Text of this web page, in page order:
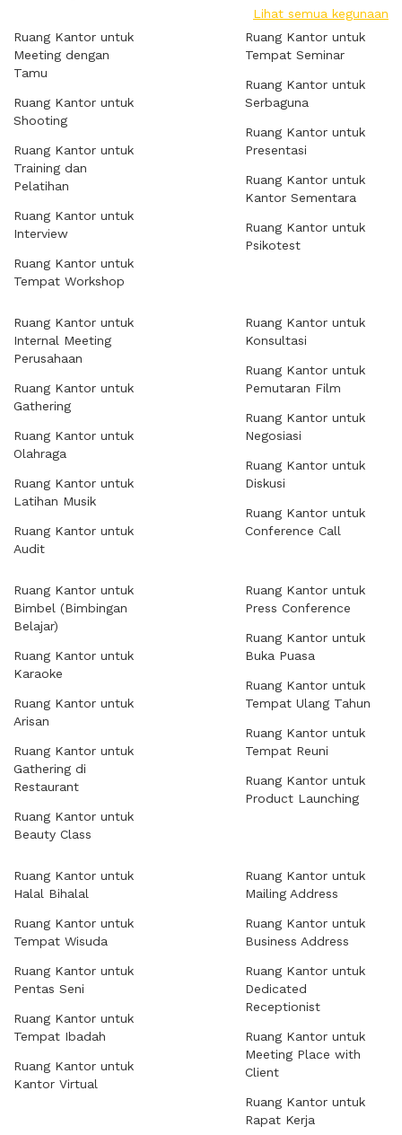
Lihat semua kegunaan
Ruang Kantor untuk
Meeting dengan
Tamu
Ruang Kantor untuk
Shooting
Ruang Kantor untuk
Training dan
Pelatihan
Ruang Kantor untuk
Interview
Ruang Kantor untuk
Tempat Workshop
Ruang Kantor untuk
Tempat Seminar
Ruang Kantor untuk
Serbaguna
Ruang Kantor untuk
Presentasi
Ruang Kantor untuk
Kantor Sementara
Ruang Kantor untuk
Psikotest
Ruang Kantor untuk
Internal Meeting
Perusahaan
Ruang Kantor untuk
Gathering
Ruang Kantor untuk
Olahraga
Ruang Kantor untuk
Latihan Musik
Ruang Kantor untuk
Audit
Ruang Kantor untuk
Konsultasi
Ruang Kantor untuk
Pemutaran Film
Ruang Kantor untuk
Negosiasi
Ruang Kantor untuk
Diskusi
Ruang Kantor untuk
Conference Call
Ruang Kantor untuk
Bimbel (Bimbingan
Belajar)
Ruang Kantor untuk
Karaoke
Ruang Kantor untuk
Arisan
Ruang Kantor untuk
Gathering di
Restaurant
Ruang Kantor untuk
Beauty Class
Ruang Kantor untuk
Press Conference
Ruang Kantor untuk
Buka Puasa
Ruang Kantor untuk
Tempat Ulang Tahun
Ruang Kantor untuk
Tempat Reuni
Ruang Kantor untuk
Product Launching
Ruang Kantor untuk
Halal Bihalal
Ruang Kantor untuk
Tempat Wisuda
Ruang Kantor untuk
Pentas Seni
Ruang Kantor untuk
Tempat Ibadah
Ruang Kantor untuk
Kantor Virtual
Ruang Kantor untuk
Mailing Address
Ruang Kantor untuk
Business Address
Ruang Kantor untuk
Dedicated
Receptionist
Ruang Kantor untuk
Meeting Place with
Client
Ruang Kantor untuk
Rapat Kerja